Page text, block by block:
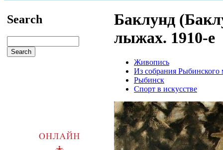
Search
Баклунд
лыжах. 1910-е
Живопись
Из собрания Рыбинского
Рыбинск
Спорт в искусстве